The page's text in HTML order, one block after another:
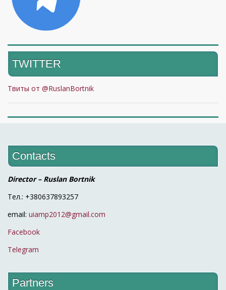
TWITTER
Твиты от @RuslanBortnik
Contacts
Director – Ruslan Bortnik
Тел.: +380637893257
email: uiamp2012@gmail.com
Facebook
Telegram
Partners